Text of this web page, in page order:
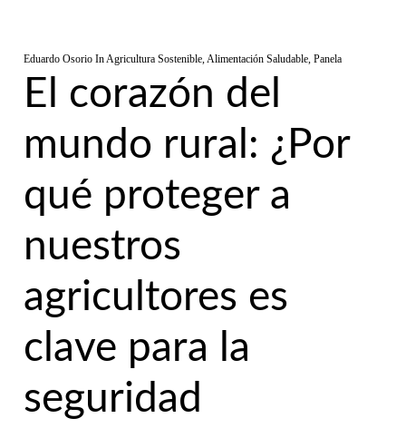
Eduardo Osorio InAgricultura Sostenible,Alimentación Saludable, Panela
El corazón del
mundo rural: ¿Por
qué proteger a
nuestros
agricultores es
clave para la
seguridad